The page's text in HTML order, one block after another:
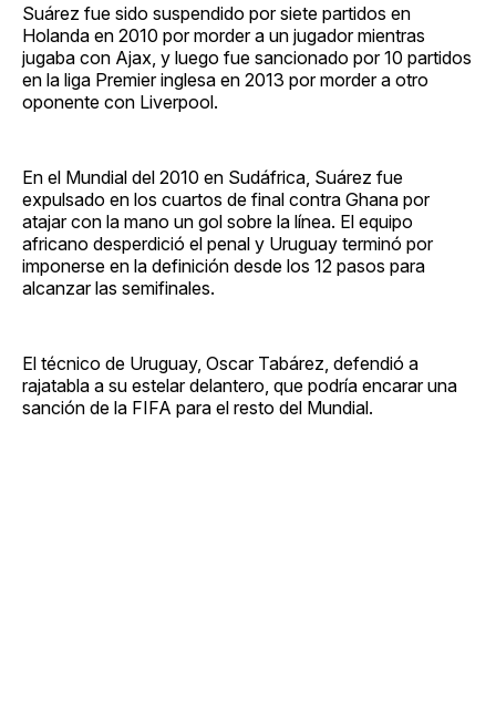
Suárez fue sido suspendido por siete partidos en
Holanda en 2010 por morder a un jugador mientras
jugaba con Ajax, y luego fue sancionado por 10 partidos
en la liga Premier inglesa en 2013 por morder a otro
oponente con Liverpool.
En el Mundial del 2010 en Sudáfrica, Suárez fue
expulsado en los cuartos de final contra Ghana por
atajar con la mano un gol sobre la línea. El equipo
africano desperdició el penal y Uruguay terminó por
imponerse en la definición desde los 12 pasos para
alcanzar las semifinales.
El técnico de Uruguay, Oscar Tabárez, defendió a
rajatabla a su estelar delantero, que podría encarar una
sanción de la FIFA para el resto del Mundial.